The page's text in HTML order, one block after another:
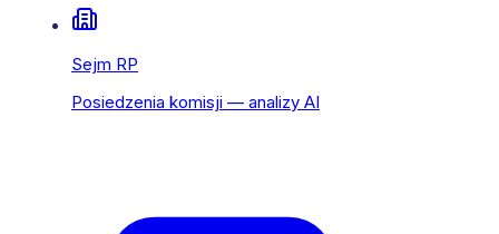
Sejm RP
Posiedzenia komisji — analizy AI